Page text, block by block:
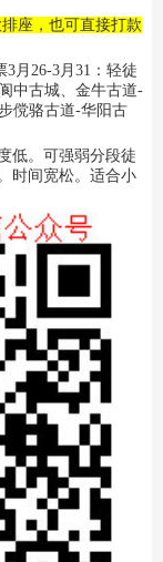
座，也可直接打款
3月26-3月31：轻徒
中古城、金牛古道-
傥骆古道-华阳古
低。可强弱分段徒
时间宽松。适合小